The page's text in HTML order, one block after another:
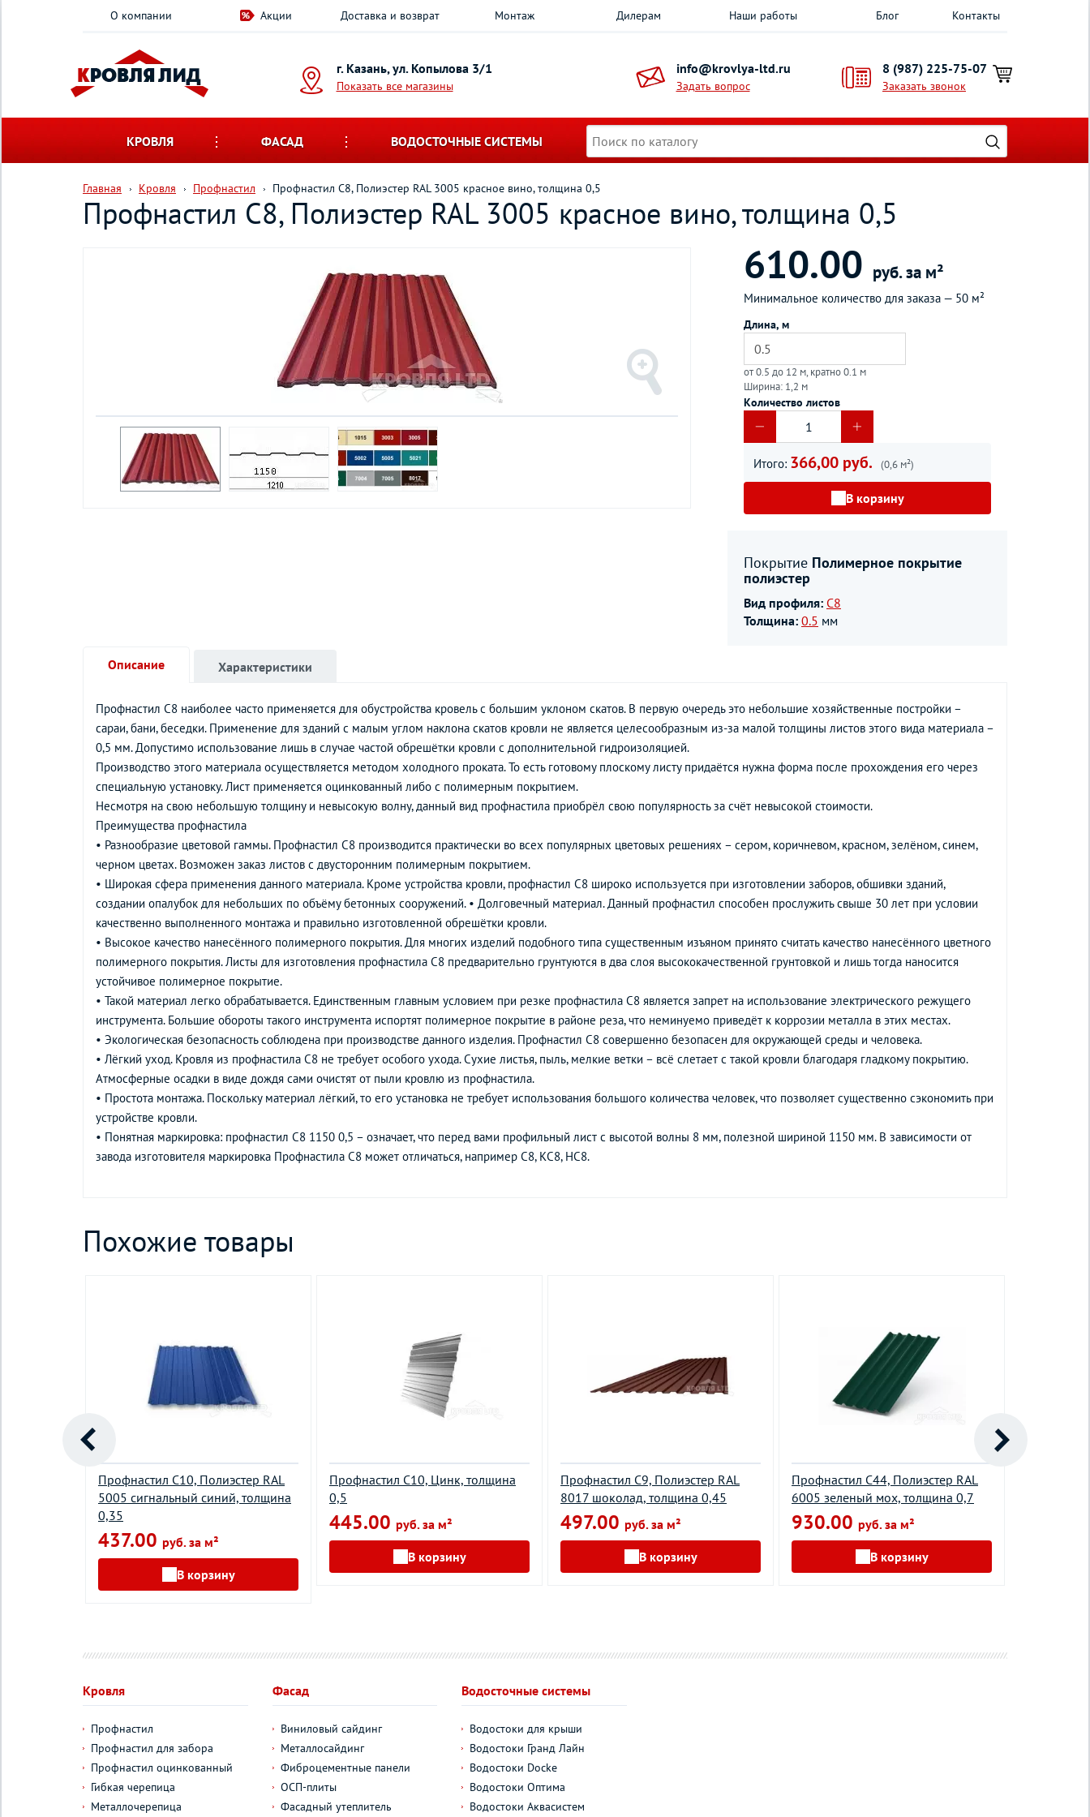
О компании Акции Доставка и возврат Монтаж Дилерам Наши работы Блог Контакты
г. Казань, ул. Копылова 3/1
Показать все магазины
info@krovlya-ltd.ru
Задать вопрос
8 (987) 225-75-07
Заказать звонок
КРОВЛЯ ФАСАД ВОДОСТОЧНЫЕ СИСТЕМЫ
Главная Кровля Профнастил Профнастил С8, Полиэстер RAL 3005 красное вино, толщина 0,5
Профнастил С8, Полиэстер RAL 3005 красное вино, толщина 0,5
610.00 руб. за м²
Минимальное количество для заказа — 50 м²
Длина, м
от 0.5 до 12 м, кратно 0.1 м
Ширина: 1,2 м
Количество листов
Итого: 366,00 руб. (0,6 м²)
В корзину
Покрытие Полимерное покрытие
полиэстер
Вид профиля: С8
Толщина: 0.5 мм
Описание
Профнастил С8 наиболее часто применяется для обустройства кровель с большим уклоном скатов. В первую очередь это небольшие хозяйственные постройки –
сараи, бани, беседки. Применение для зданий с малым углом наклона скатов кровли не является целесообразным из-за малой толщины листов этого вида материала –
0,5 мм. Допустимо использование лишь в случае частой обрешётки кровли с дополнительной гидроизоляцией.
Производство этого материала осуществляется методом холодного проката. То есть готовому плоскому листу придаётся нужна форма после прохождения его через
специальную установку. Лист применяется оцинкованный либо с полимерным покрытием.
Несмотря на свою небольшую толщину и невысокую волну, данный вид профнастила приобрёл свою популярность за счёт невысокой стоимости.
Преимущества профнастила
• Разнообразие цветовой гаммы. Профнастил С8 производится практически во всех популярных цветовых решениях – сером, коричневом, красном, зелёном, синем,
черном цветах. Возможен заказ листов с двусторонним полимерным покрытием.
• Широкая сфера применения данного материала. Кроме устройства кровли, профнастил С8 широко используется при изготовлении заборов, обшивки зданий,
создании опалубок для небольших по объёму бетонных сооружений. • Долговечный материал. Данный профнастил способен прослужить свыше 30 лет при условии
качественно выполненного монтажа и правильно изготовленной обрешётки кровли.
• Высокое качество нанесённого полимерного покрытия. Для многих изделий подобного типа существенным изъяном принято считать качество нанесённого цветного
полимерного покрытия. Листы для изготовления профнастила С8 предварительно грунтуются в два слоя высококачественной грунтовкой и лишь тогда наносится
устойчивое полимерное покрытие.
• Такой материал легко обрабатывается. Единственным главным условием при резке профнастила С8 является запрет на использование электрического режущего
инструмента. Большие обороты такого инструмента испортят полимерное покрытие в районе реза, что неминуемо приведёт к коррозии металла в этих местах.
• Экологическая безопасность соблюдена при производстве данного изделия. Профнастил С8 совершенно безопасен для окружающей среды и человека.
• Лёгкий уход. Кровля из профнастила С8 не требует особого ухода. Сухие листья, пыль, мелкие ветки – всё слетает с такой кровли благодаря гладкому покрытию.
Атмосферные осадки в виде дождя сами очистят от пыли кровлю из профнастила.
• Простота монтажа. Поскольку материал лёгкий, то его установка не требует использования большого количества человек, что позволяет существенно сэкономить при
устройстве кровли.
• Понятная маркировка: профнастил С8 1150 0,5 – означает, что перед вами профильный лист с высотой волны 8 мм, полезной шириной 1150 мм. В зависимости от
завода изготовителя маркировка Профнастила С8 может отличаться, например С8, КС8, НС8.
Характеристики
Похожие товары
Профнастил С10, Полиэстер RAL
5005 сигнальный синий, толщина
0,35
437.00 руб. за м²
В корзину
Профнастил С10, Цинк, толщина
0,5
445.00 руб. за м²
В корзину
Профнастил С9, Полиэстер RAL
8017 шоколад, толщина 0,45
497.00 руб. за м²
В корзину
Профнастил С44, Полиэстер RAL
6005 зеленый мох, толщина 0,7
930.00 руб. за м²
В корзину
Кровля
Профнастил
Профнастил для забора
Профнастил оцинкованный
Гибкая черепица
Металлочерепица
Фасад
Виниловый сайдинг
Металлосайдинг
Фиброцементные панели
ОСП-плиты
Фасадный утеплитель
Водосточные системы
Водостоки для крыши
Водостоки Гранд Лайн
Водостоки Docke
Водостоки Оптима
Водостоки Аквасистем